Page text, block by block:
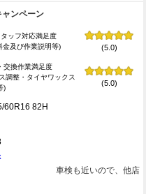
ャンペーン
タッフ対応満足度
金及び作業説明等)
(5.0)
交換作業満足度
調整・タイヤワックス
)
(5.0)
60R16 82H
です。 車検も近いので、他店